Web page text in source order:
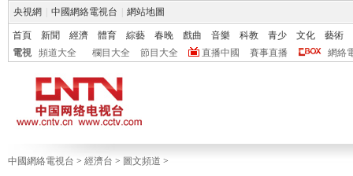
央視網 中國網絡電視台 網站地圖
首頁 新聞 經濟 體育 綜藝 春晚 戲曲 音樂 科教 青少 文化
藝術
電視
頻道大全 欄目大全 節目大全 直播中國 賽事直播 網絡
中國網絡電視台 > 經濟台 > 圖文頻道 >